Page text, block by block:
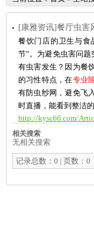
[康雅资讯]餐厅虫害
餐饮门店的卫生与食
节”。为避免虫害问
有虫害发生？因为餐
的习性特点，在专业
有防虫纱网，避免飞
时直播，能看到整洁
http://kysc66.com/
相关搜索
无相关搜索
记录总数：0 | 页数：0